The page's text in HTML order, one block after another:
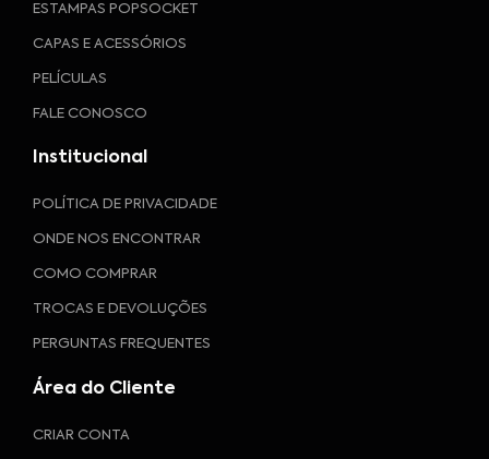
ESTAMPAS POPSOCKET
CAPAS E ACESSÓRIOS
PELÍCULAS
FALE CONOSCO
Institucional
POLÍTICA DE PRIVACIDADE
ONDE NOS ENCONTRAR
COMO COMPRAR
TROCAS E DEVOLUÇÕES
PERGUNTAS FREQUENTES
Área do Cliente
CRIAR CONTA